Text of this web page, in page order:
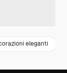
eleganti